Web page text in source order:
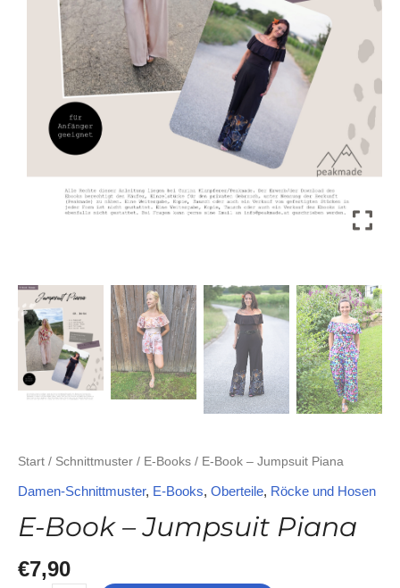
Start / Schnittmuster / E-Books / E-Book – Jumpsuit Piana
Damen-Schnittmuster, E-Books, Oberteile, Röcke und Hosen
E-Book – Jumpsuit Piana
€7,90